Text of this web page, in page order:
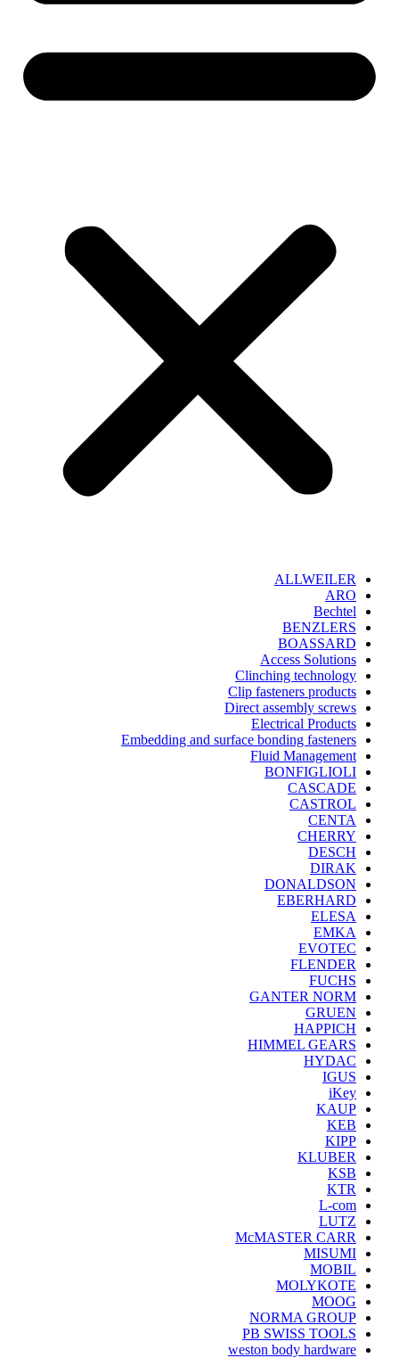
ALLWEILER
ARO
Bechtel
BENZLERS
BOASSARD
Access Solutions
Clinching technology
Clip fasteners products
Direct assembly screws
Electrical Products
Embedding and surface bonding fasteners
Fluid Management
BONFIGLIOLI
CASCADE
CASTROL
CENTA
CHERRY
DESCH
DIRAK
DONALDSON
EBERHARD
ELESA
EMKA
EVOTEC
FLENDER
FUCHS
GANTER NORM
GRUEN
HAPPICH
HIMMEL GEARS
HYDAC
IGUS
iKey
KAUP
KEB
KIPP
KLUBER
KSB
KTR
L-com
LUTZ
McMASTER CARR
MISUMI
MOBIL
MOLYKOTE
MOOG
NORMA GROUP
PB SWISS TOOLS
weston body hardware